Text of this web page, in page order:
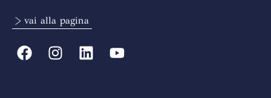
> vai alla pagina